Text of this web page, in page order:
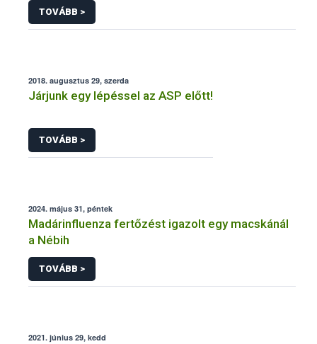
TOVÁBB >
2018. augusztus 29, szerda
Járjunk egy lépéssel az ASP előtt!
TOVÁBB >
2024. május 31, péntek
Madárinfluenza fertőzést igazolt egy macskánál
a Nébih
TOVÁBB >
2021. június 29, kedd